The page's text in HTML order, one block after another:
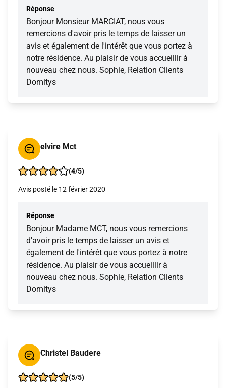
Réponse
Bonjour Monsieur MARCIAT, nous vous
remercions d'avoir pris le temps de laisser un
avis et également de l'intérêt que vous portez à
notre résidence. Au plaisir de vous accueillir à
nouveau chez nous. Sophie, Relation Clients
Domitys
elvire Mct
(4/5)
Avis posté le 12 février 2020
Réponse
Bonjour Madame MCT, nous vous remercions
d'avoir pris le temps de laisser un avis et
également de l'intérêt que vous portez à notre
résidence. Au plaisir de vous accueillir à
nouveau chez nous. Sophie, Relation Clients
Domitys
Christel Baudere
(5/5)